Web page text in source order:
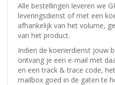
Alle bestellingen leveren we
leveringsdienst of met een
afhankelijk van het volume,
van het product.
Indien de koerierdienst jouw
ontvang je een e-mail met
en een track & trace code,
mailbox goed in de gaten te